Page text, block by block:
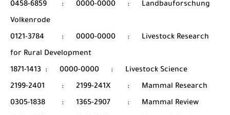
0458-6859
: 0000-0000 :
Landbauforschung
Volkenrode
0121-3784
: 0000-0000 :
Livestock Research
for Rural Development
1871-1413
: 0000-0000 :
Livestock Science
2199-2401
: 2199-241X :
Mammal Research
0305-1838
: 1365-2907 :
Mammal Review